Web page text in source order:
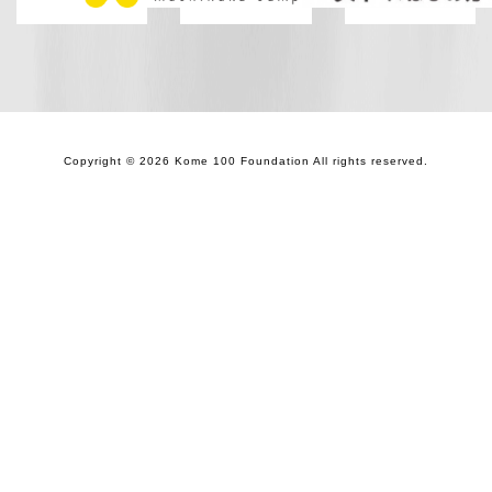
Copyright © 2026 Kome 100 Foundation All rights reserved.